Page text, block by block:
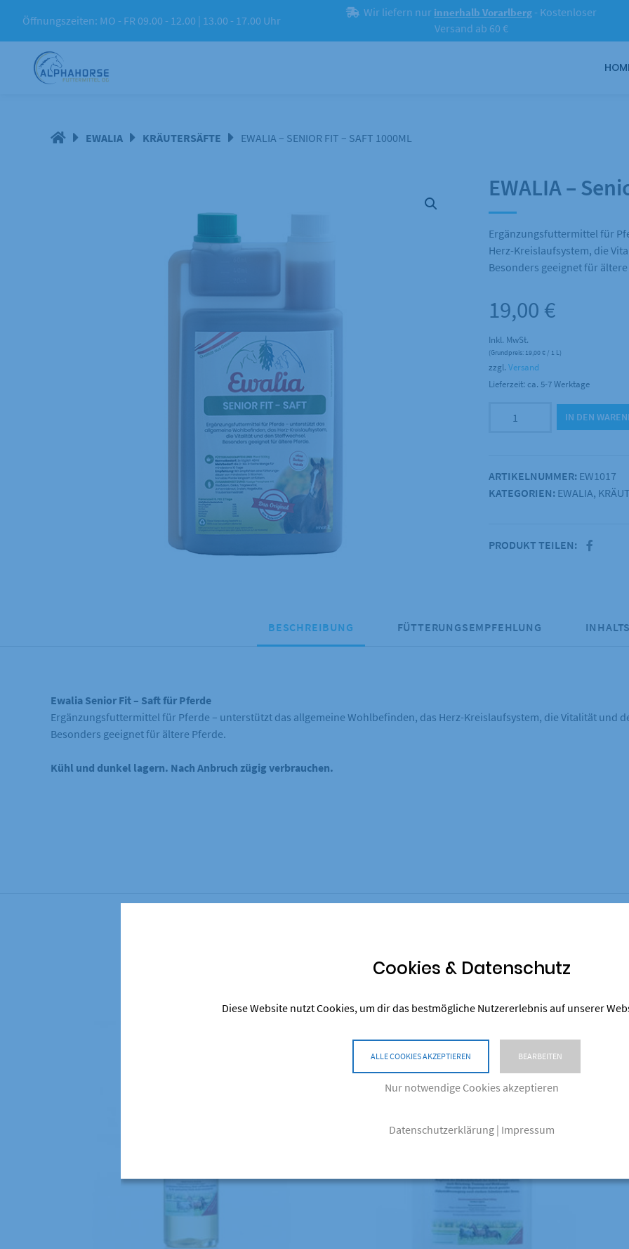
Inhalt
Öffnungszeiten: MO - FR 09.00 - 12.00 | 13.00 - 17.00 Uhr
Wir liefern nur innerhalb Vorarlberg - Kostenloser
Versand ab 60 €
EWALIA KRÄUTERSÄFTE EWALIA – SENIOR FIT – SAFT 1000ML
EWALIA –
Ergänzungsfuttermittel für
Herz-Kreislaufsystem, die
Besonders geeignet für
19,00 €
Inkl. MwSt.
(Grundpreis: 19,00 € / 1 L)
zzgl. Versand
Lieferzeit: ca. 5-7 Werktage
-
Saft
IN DEN
ARTIKELNUMMER: EW1017
KATEGORIEN: EWALIA,
PRODUKT TEILEN:
BESCHREIBUNG FÜTTERUNGSEMPFEHLUNG
Ewalia Senior Fit – Saft für Pferde
Ergänzungsfuttermittel für Pferde – unterstützt das allgemeine Wohlbefinden, das Herz-Kreislaufsystem, die Vitalität und
Besonders geeignet für ältere Pferde.
Kühl und dunkel lagern. Nach Anbruch zügig verbrauchen.
Ähnliche Produkte
Cookies & Datenschutz
Diese Website nutzt Cookies, um dir das bestmögliche Nutzererlebnis auf unserer
ALLE COOKIES AKZEPTIEREN BEARBEITEN
Nur notwendige Cookies akzeptieren
Datenschutzerklärung | Impressum